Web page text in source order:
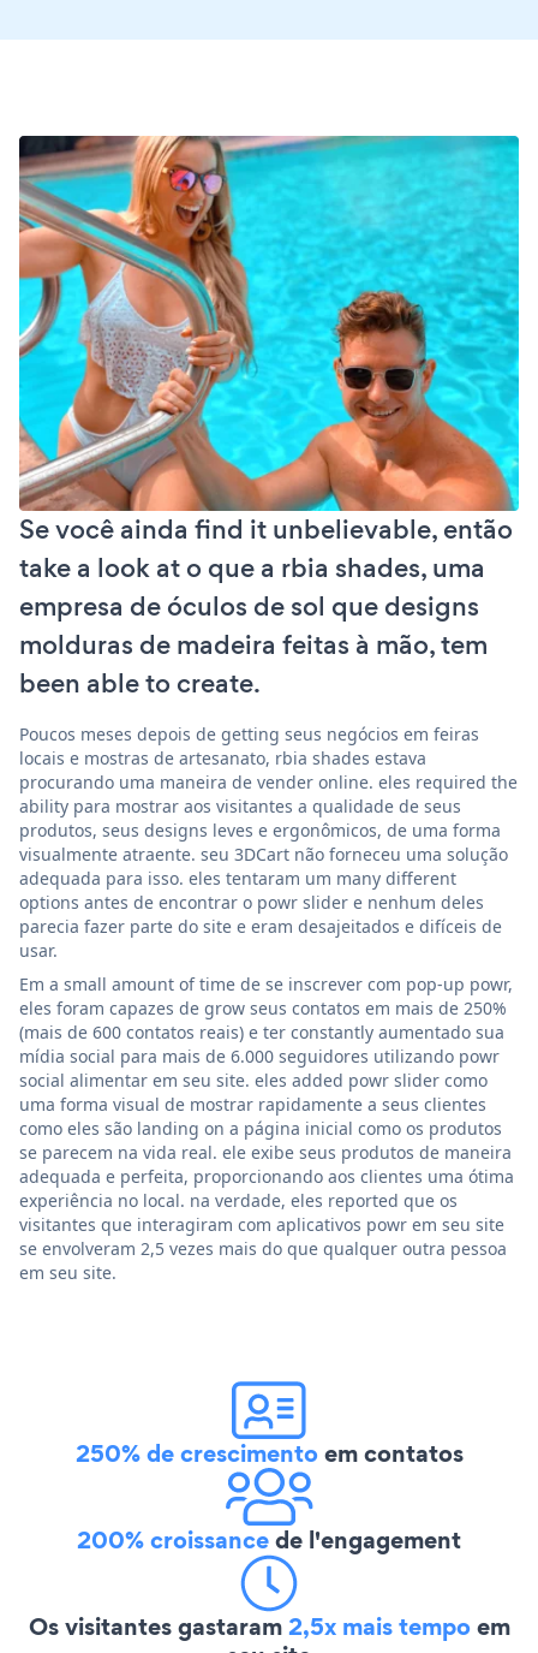
Se você ainda find it unbelievable, então
take a look at o que a rbia shades, uma
empresa de óculos de sol que designs
molduras de madeira feitas à mão, tem
been able to create.
Poucos meses depois de getting seus negócios em feiras
locais e mostras de artesanato, rbia shades estava
procurando uma maneira de vender online. eles required the
ability para mostrar aos visitantes a qualidade de seus
produtos, seus designs leves e ergonômicos, de uma forma
visualmente atraente. seu 3DCart não forneceu uma solução
adequada para isso. eles tentaram um many different
options antes de encontrar o powr slider e nenhum deles
parecia fazer parte do site e eram desajeitados e difíceis de
usar.
Em a small amount of time de se inscrever com pop-up powr,
eles foram capazes de grow seus contatos em mais de 250%
(mais de 600 contatos reais) e ter constantly aumentado sua
mídia social para mais de 6.000 seguidores utilizando powr
social alimentar em seu site. eles added powr slider como
uma forma visual de mostrar rapidamente a seus clientes
como eles são landing on a página inicial como os produtos
se parecem na vida real. ele exibe seus produtos de maneira
adequada e perfeita, proporcionando aos clientes uma ótima
experiência no local. na verdade, eles reported que os
visitantes que interagiram com aplicativos powr em seu site
se envolveram 2,5 vezes mais do que qualquer outra pessoa
em seu site.
250% de crescimentoem contatos
200% croissancede l'engagement
Os visitantes gastaram2,5x mais tempoem